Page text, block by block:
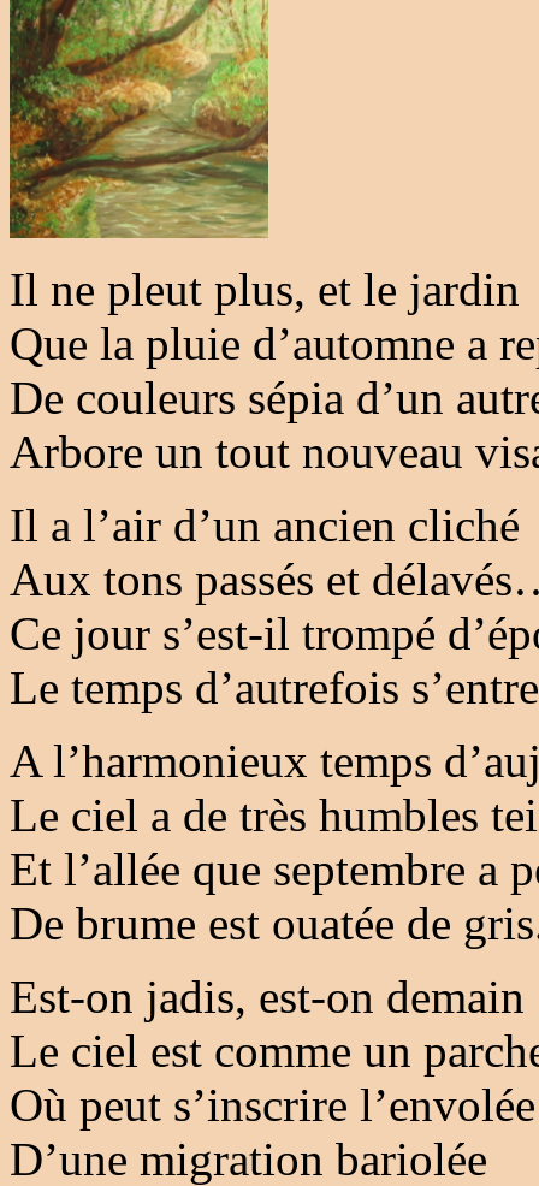
Il ne pleut plus, et le jardin
Que la pluie d’automne a
De couleurs sépia d’un
Arbore un tout nouveau
Il a l’air d’un ancien cliché
Aux tons passés et
Ce jour s’est-il trompé
Le temps d’autrefois
A l’harmonieux temps
Le ciel a de très humbles
Et l’allée que septembre a
De brume est ouatée de
Est-on jadis, est-on demain
Le ciel est comme un
Où peut s’inscrire l’envolée
D’une migration bariolée